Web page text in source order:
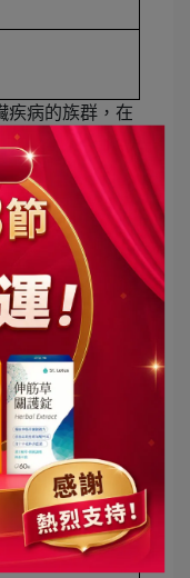
疾病的族群，在
，以免對身體造
度攝取，非天然
克(資料來源) ，
充建議選在睡前
果。
：色胺酸
，無法自行合
的功能是幫助
眠中扮演重要
緩神經的活動
後會產生褪黑